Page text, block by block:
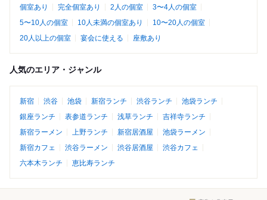
個室あり 完全個室あり 2人の個室
3〜4人の個室
5〜10人の個室
10人未満の個室あり
10〜20人の個室
20人以上の個室
宴会に使える 座敷あり
人気のエリア・ジャンル
新宿 渋谷 池袋 新宿ランチ 渋谷ランチ
池袋ランチ
銀座ランチ
表参道ランチ 浅草ランチ
吉祥寺ランチ
新宿ラーメン
上野ランチ 新宿居酒屋
池袋ラーメン
新宿カフェ
渋谷ラーメン 渋谷居酒屋
渋谷カフェ
六本木ランチ
恵比寿ランチ